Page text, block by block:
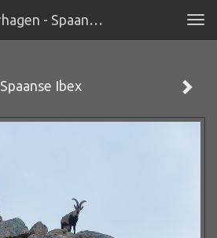
Fotografie Wim Verhagen - Spaanse Ibex
Spaanse Ibex